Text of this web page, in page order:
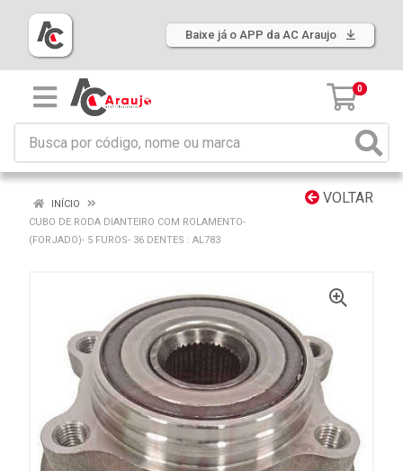
Baixe já o APP da AC Araujo
0
VOLTAR
INÍCIO
CUBO DE RODA DIANTEIRO COM ROLAMENTO-
(FORJADO)- 5 FUROS- 36 DENTES : AL783